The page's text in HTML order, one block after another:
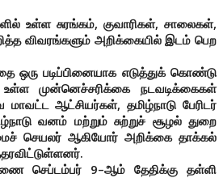
உள்ள சுரங்கம், குவாரிகள், சாலைகள்,
விவரங்களும் அறிக்கையில் இடம் பெற
ஒரு படிப்பினையாக எடுத்துக் கொண்டு
உள்ள முன்னெச்சரிக்கை நடவடிக்கைகள்
மாவட்ட ஆட்சியர்கள், தமிழ்நாடு பேரிடர்
வனம் மற்றும் சுற்றுச் சூழல் துறை
செயலர் ஆகியோர் அறிக்கை தாக்கல்
செப்டம்பர் 9–ஆம் தேதிக்கு தள்ளி